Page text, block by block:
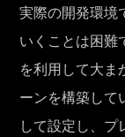
実際の開発環境
いくことは困難
を利用して大ま
ーンを構築して
して設定し、プ